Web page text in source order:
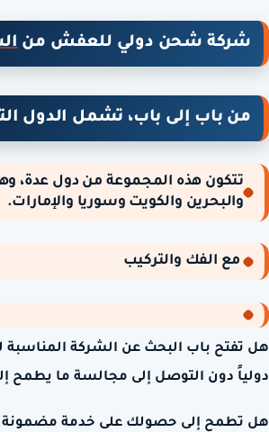
شركة شحن دولي للعفش من
من باب إلى باب، تشمل الدول
تتكون هذه المجموعة من دول عدة،
والبحرين والكويت وسوريا والإمارات.
مع الفك والتركيب
هل تفتح باب البحث عن الشركة
دولياً دون التوصل إلى مجالسة ما يطمح
هل تطمح إلى حصولك على خدمة مضمونة